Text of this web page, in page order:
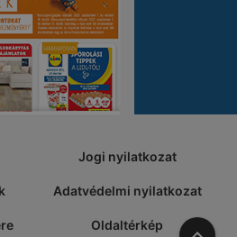
Jogi nyilatkozat
Adatvédelmi nyilatkozat
Oldaltérkép A